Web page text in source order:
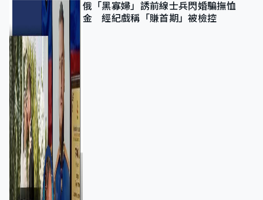
俄「黑寡婦」誘前線士兵閃婚騙撫恤
金 經紀戲稱「賺首期」被檢控